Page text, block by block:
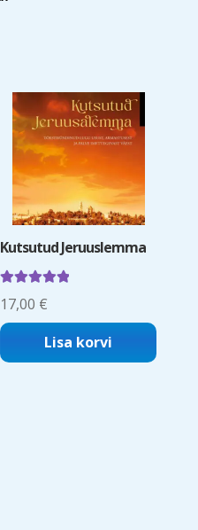
Kutsutud Jeruuslemma
5.00
17,00 €
Lisa korvi